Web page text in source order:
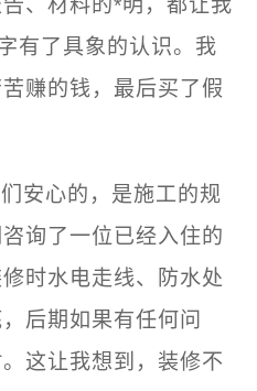
、材料的*明，都让我
有了具象的认识。我
赚的钱，最后买了假
安心的，是施工的规
询了一位已经入住的
时水电走线、防水处
后期如果有任何问
这让我想到，装修不